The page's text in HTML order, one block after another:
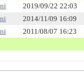
2019/09/22 22:03
2014/11/09 16:09
2011/08/07 16:23